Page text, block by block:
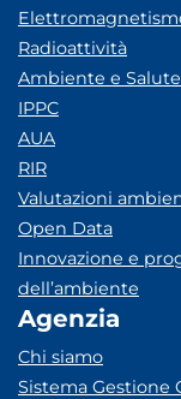
Radioattività
Ambiente e Salute
IPPC
AUA
RIR
Valutazioni
Open Data
Innovazione e
dell’ambiente
Agenzia
Chi siamo
Sistema Gestione